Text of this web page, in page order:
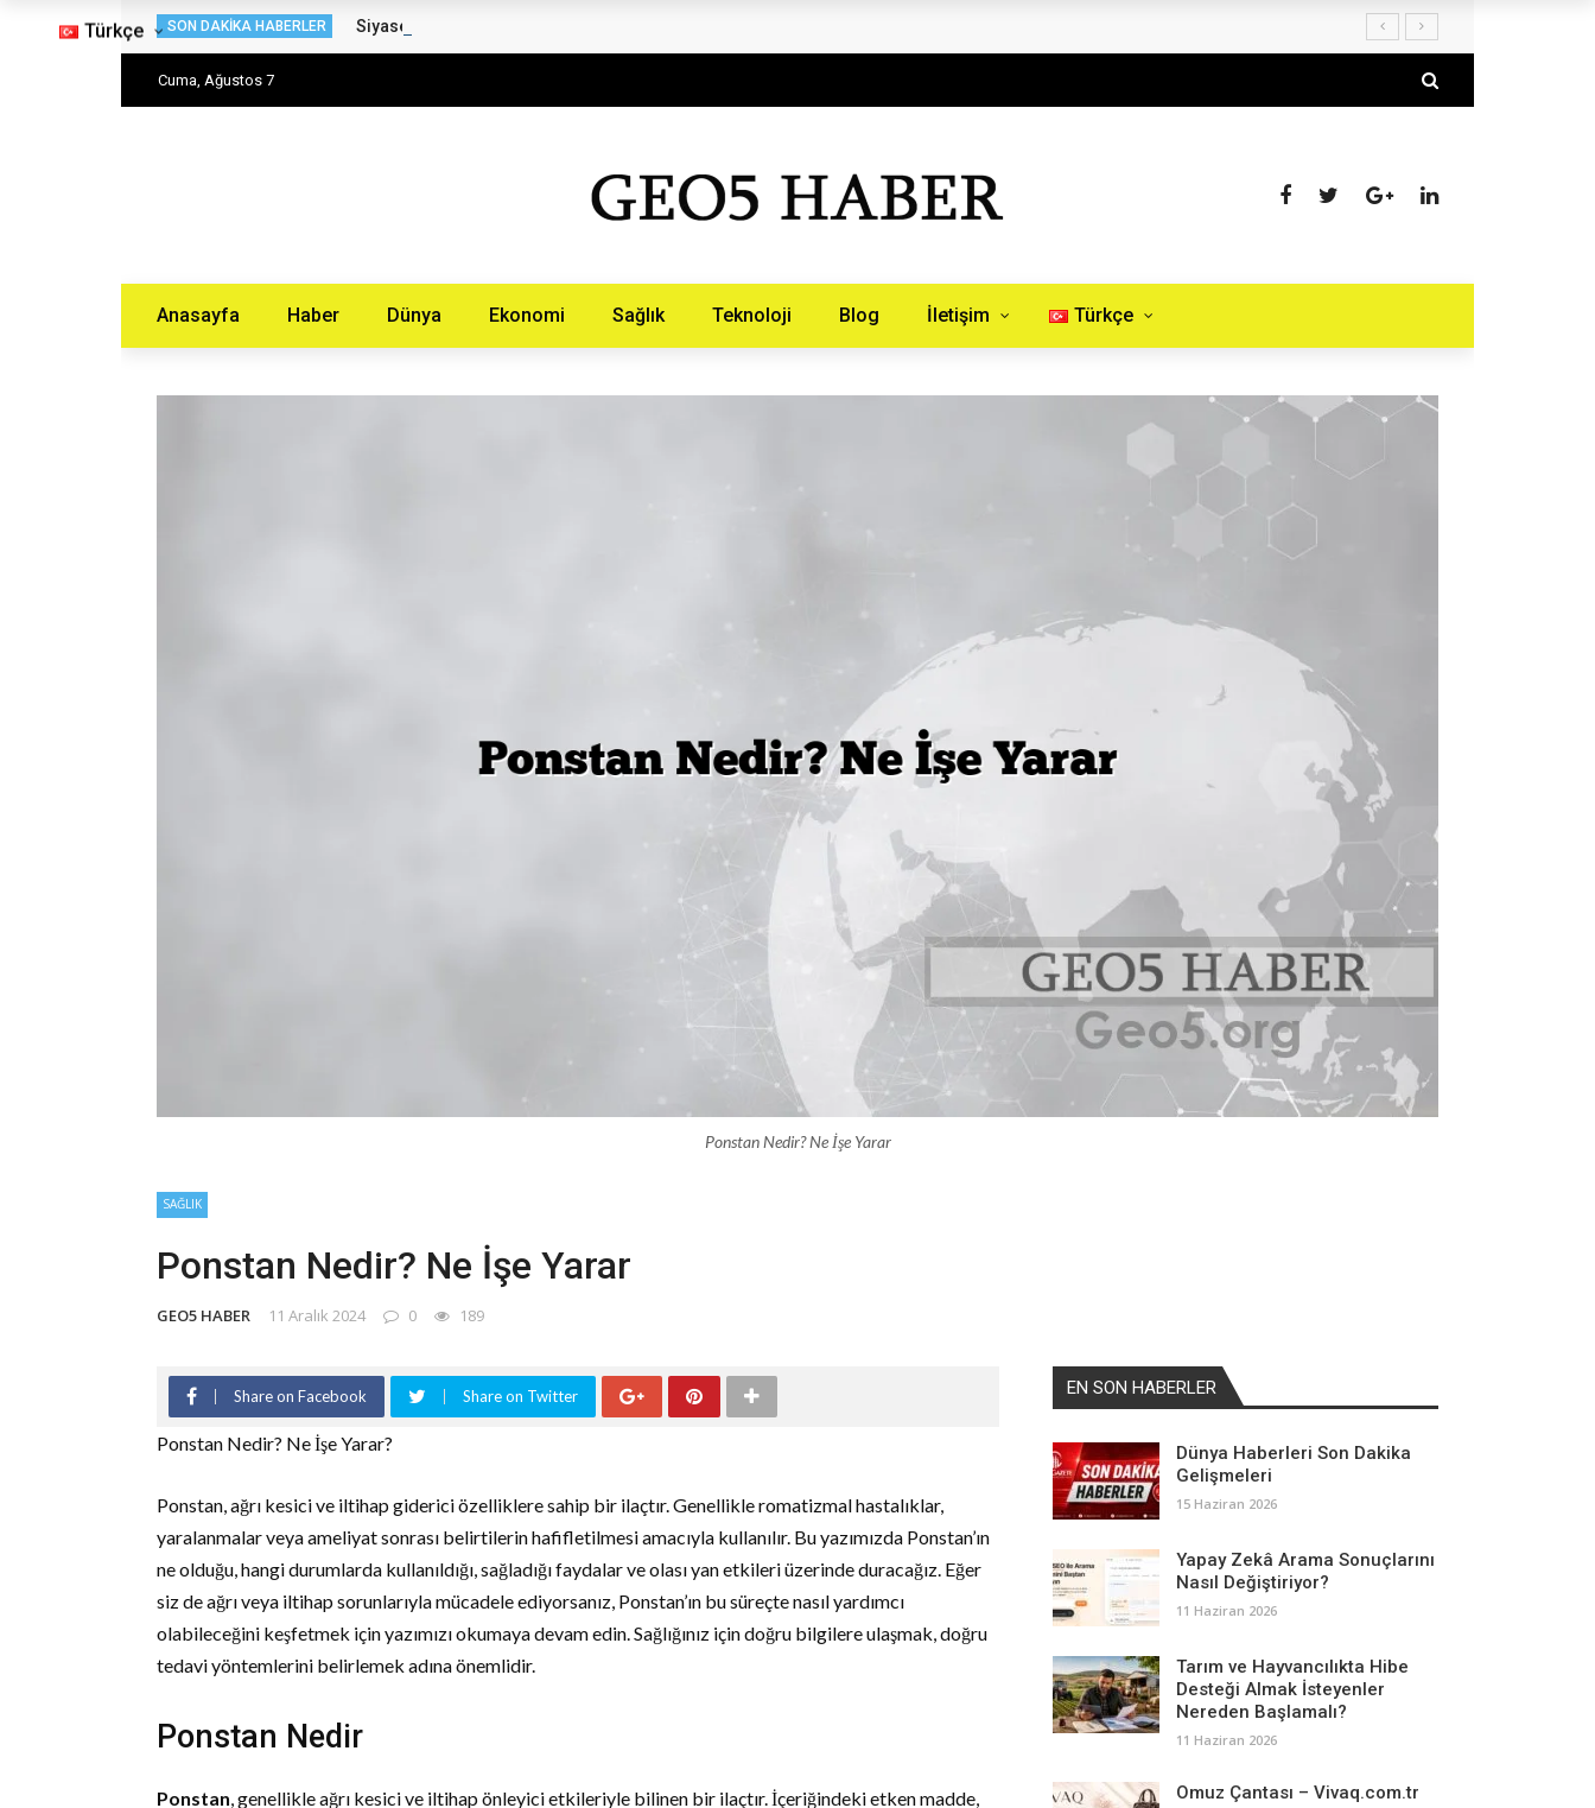
SON DAKIKA HABERLER Siyaset Haberleri – Haberinburada.com.tr
Cuma, Ağustos 7
Anasayfa Haber Dünya Ekonomi Sağlık Teknoloji Blog İletişim Türkçe
Türkçe
Ponstan Nedir? Ne İşe Yarar
SAĞLIK
Ponstan Nedir? Ne İşe Yarar
GEO5 HABER 11 Aralık 2024 0 189
Share on Facebook Share on Twitter
Ponstan Nedir? Ne İşe Yarar?
Ponstan, ağrı kesici ve iltihap giderici özelliklere sahip bir ilaçtır. Genellikle romatizmal hastalıklar,
yaralanmalar veya ameliyat sonrası belirtilerin hafifletilmesi amacıyla kullanılır. Bu yazımızda Ponstan’ın
ne olduğu, hangi durumlarda kullanıldığı, sağladığı faydalar ve olası yan etkileri üzerinde duracağız. Eğer
siz de ağrı veya iltihap sorunlarıyla mücadele ediyorsanız, Ponstan’ın bu süreçte nasıl yardımcı
olabileceğini keşfetmek için yazımızı okumaya devam edin. Sağlığınız için doğru bilgilere ulaşmak, doğru
tedavi yöntemlerini belirlemek adına önemlidir.
Ponstan Nedir
Ponstan , genellikle ağrı kesici ve iltihap önleyici etkileriyle bilinen bir ilaçtır. İçeriğindeki etken madde,
EN SON HABERLER
Dünya Haberleri Son Dakika
Gelişmeleri
15 Haziran 2026
Yapay Zekâ Arama Sonuçlarını
Nasıl Değiştiriyor?
11 Haziran 2026
Tarım ve Hayvancılıkta Hibe
Desteği Almak İsteyenler
Nereden Başlamalı?
11 Haziran 2026
Omuz Çantası – Vivaq.com.tr